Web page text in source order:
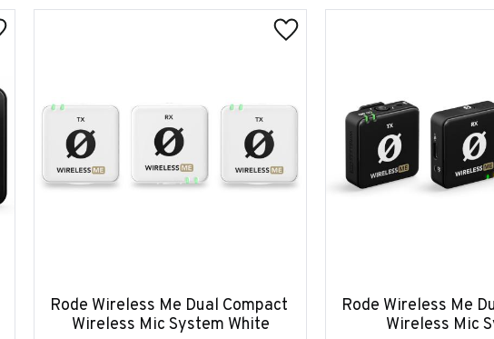
Rode Wireless Me Dual Compact
Wireless Mic System White
Rode Wireless Me
Wireless Mic